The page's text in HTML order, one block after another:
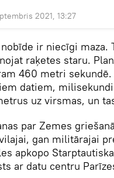
2021, 13:27
ir niecīgi maza.
raķetes staru.
460 metri
datiem,
uz virsmas, un
par Zemes
gan militārajai
apkopo
ar datu centru